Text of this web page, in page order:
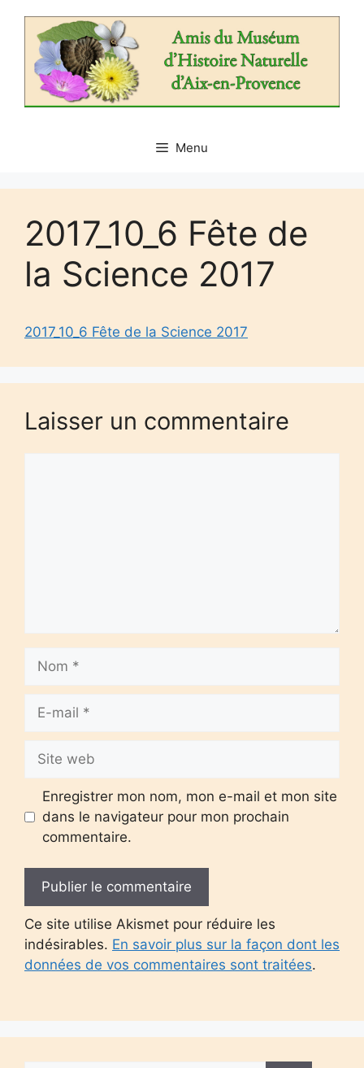
contenu
Menu
2017_10_6 Fête de
la Science 2017
2017_10_6 Fête de la Science 2017
Laisser un commentaire
mail
web
Enregistrer mon nom, mon e-mail et mon site
dans le navigateur pour mon prochain
commentaire.
Ce site utilise Akismet pour réduire les
indésirables. En savoir plus sur la façon dont les
données de vos commentaires sont traitées.